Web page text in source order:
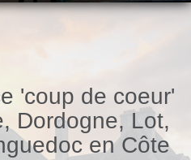
'coup de coeur'
Dordogne, Lot,
en Côte